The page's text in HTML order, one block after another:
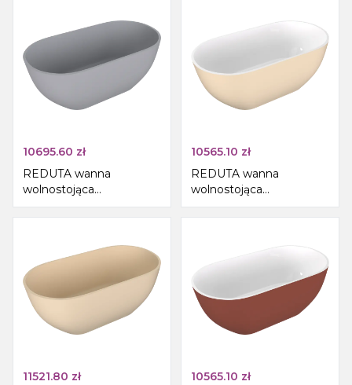
10695.60 zł
REDUTA wanna
wolnostojąca
150x75x58cm, kompozyt,
szary mat
10565.10 zł
REDUTA wanna
wolnostojąca
171x81x58cm, kompozyt,
biały/beż mat
11521.80 zł
10565.10 zł